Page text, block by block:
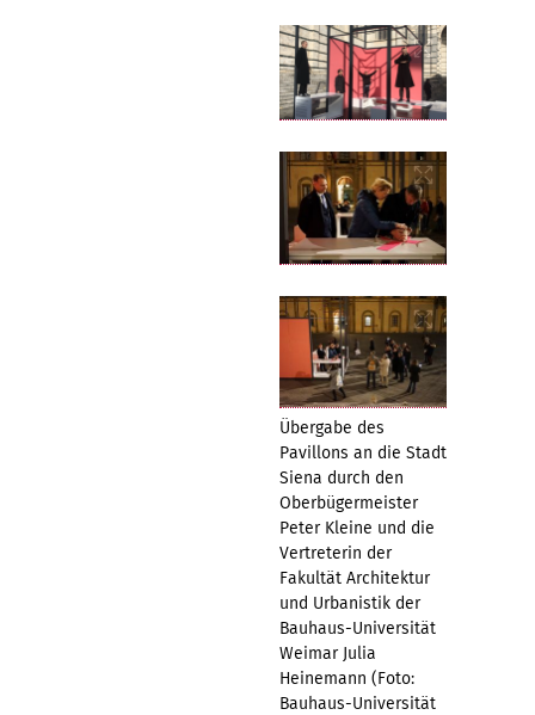
Übergabe des
Pavillons an die Stadt
Siena durch den
Oberbügermeister
Peter Kleine und die
Vertreterin der
Fakultät Architektur
und Urbanistik der
Bauhaus-Universität
Weimar Julia
Heinemann (Foto:
Bauhaus-Universität